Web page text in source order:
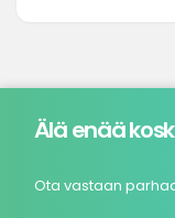
Älä enää
Ota vastaan